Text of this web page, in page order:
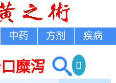
中药 方剂 疾病
糜泻